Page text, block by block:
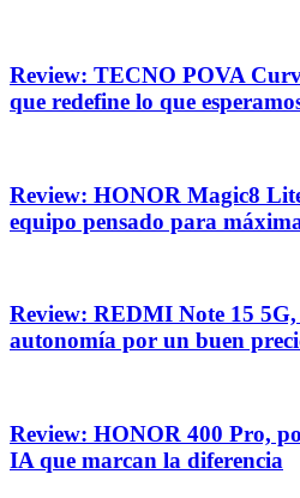
Review: TECNO POVA
que redefine lo que
Review: HONOR Magic8
equipo pensado para
Review: REDMI Note 15
autonomía por un buen
Review: HONOR 400 Pro,
IA que marcan la diferencia